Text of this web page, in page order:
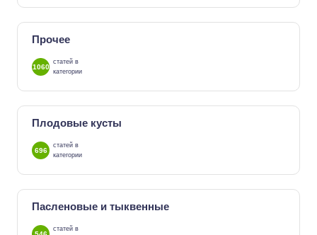
Прочее
1060
статей в
категории
Плодовые кусты
696
статей в
категории
Пасленовые и тыквенные
статей в